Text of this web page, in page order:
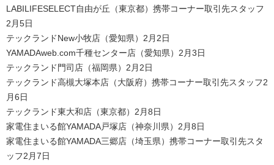
LABILIFESELECT自由が丘（東京都）携帯コーナー取引先スタッフ
2月5日
テックランドNew小牧店（愛知県）2月2日
YAMADAweb.com千種センター店（愛知県）2月3日
テックランド門司店（福岡県）2月2日
テックランド高槻大塚本店（大阪府）携帯コーナー取引先スタッフ2
月6日
テックランド東大和店（東京都）2月8日
家電住まいる館YAMADA戸塚店（神奈川県）2月8日
家電住まいる館YAMADA三郷店（埼玉県）携帯コーナー取引先スタ
ッフ2月7日